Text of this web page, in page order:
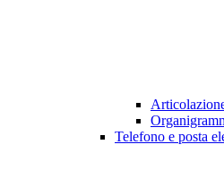
Telefono e posta